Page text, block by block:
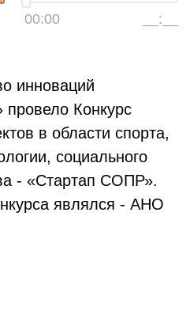
00:00 __:__
инноваций
провело Конкурс
в области спорта,
социального
- «Стартап СОПР».
являлся - АНО